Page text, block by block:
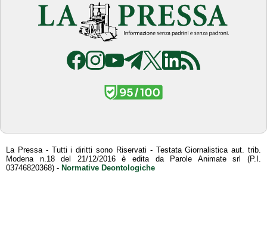
La Pressa - Tutti i diritti sono Riservati - Testata Giornalistica aut. trib.
Modena n.18 del 21/12/2016 è edita da Parole Animate srl (P.I.
03746820368) - Normative Deontologiche